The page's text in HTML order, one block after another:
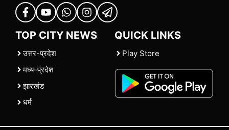
TOP CITY NEWS
उत्तर-प्रदेश
मध्य-प्रदेश
झारखंड
धर्म
QUICK LINKS
Play Store